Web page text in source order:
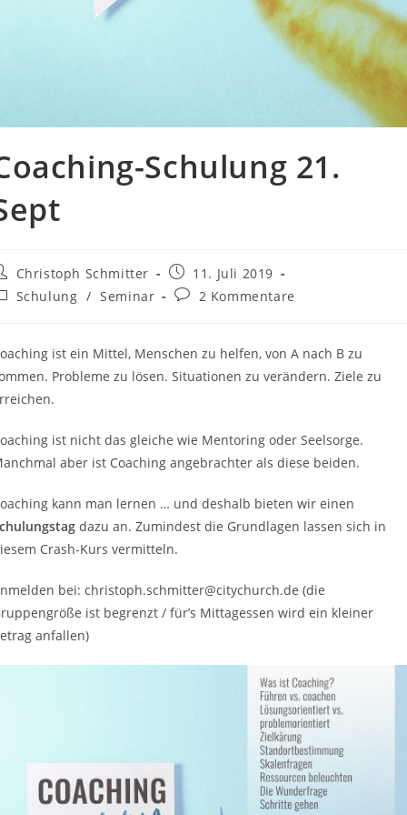
Schulung 21.
Christoph Schmitter
11. Juli 2019
Schulung / Seminar 2 Kommentare
ist ein Mittel, Menschen zu helfen, von A nach B zu
Probleme zu lösen. Situationen zu verändern. Ziele zu
ist nicht das gleiche wie Mentoring oder Seelsorge.
aber ist Coaching angebrachter als diese beiden.
kann man lernen … und deshalb bieten wir einen
dazu an. Zumindest die Grundlagen lassen sich in
Crash-Kurs vermitteln.
bei: christoph.schmitter@citychurch.de (die
ist begrenzt / für’s Mittagessen wird ein kleiner
anfallen)